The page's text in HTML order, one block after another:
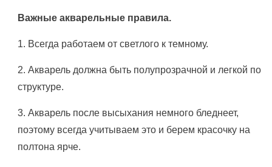
Важные акварельные правила.
1. Всегда работаем от светлого к темному.
2. Акварель должна быть полупрозрачной и легкой по
структуре.
3. Акварель после высыхания немного бледнеет,
поэтому всегда учитываем это и берем красочку на
полтона ярче.